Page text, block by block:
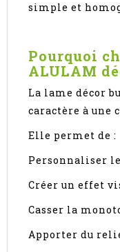
simple et
Pourquoi
ALULAM
La lame décor
caractère à
Elle permet de :
Personnaliser
Créer un effet
Casser la
Apporter du